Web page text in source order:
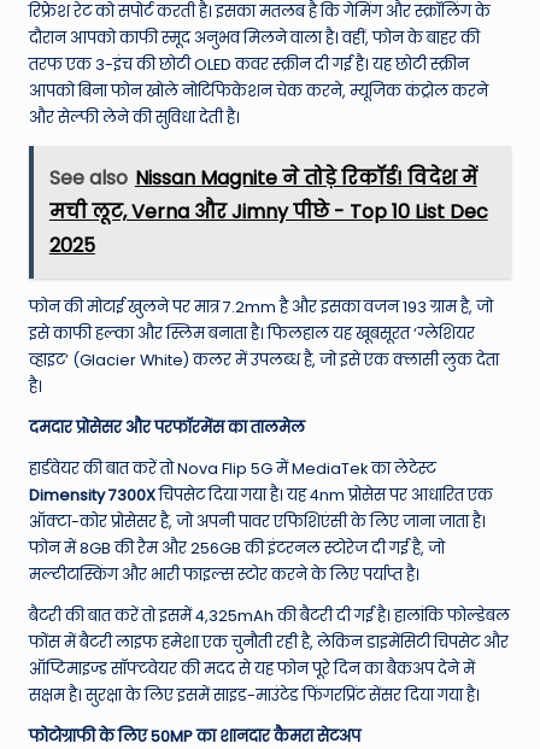
रिफ्रेश रेट को सपोर्ट करती है। इसका मतलब है कि गेमिंग और स्क्रॉलिंग के
दौरान आपको काफी स्मूद अनुभव मिलने वाला है। वहीं, फोन के बाहर की
तरफ एक 3-इंच की छोटी OLED कवर स्क्रीन दी गई है। यह छोटी स्क्रीन
आपको बिना फोन खोले नोटिफिकेशन चेक करने, म्यूजिक कंट्रोल करने
और सेल्फी लेने की सुविधा देती है।
See also Nissan Magnite ने तोड़े रिकॉर्ड! विदेश में
मची लूट, Verna और Jimny पीछे - Top 10 List Dec
2025
फोन की मोटाई खुलने पर मात्र 7.2mm है और इसका वजन 193 ग्राम है, जो
इसे काफी हल्का और स्लिम बनाता है। फिलहाल यह खूबसूरत ‘ग्लेशियर
व्हाइट’ (Glacier White) कलर में उपलब्ध है, जो इसे एक क्लासी लुक देता
है।
दमदार प्रोसेसर और परफॉरमेंस का तालमेल
हार्डवेयर की बात करें तो Nova Flip 5G में MediaTek का लेटेस्ट
Dimensity 7300Xचिपसेट दिया गया है। यह 4nm प्रोसेस पर आधारित एक
ऑक्टा-कोर प्रोसेसर है, जो अपनी पावर एफिशिएंसी के लिए जाना जाता है।
फोन में 8GB की रैम और 256GB की इंटरनल स्टोरेज दी गई है, जो
मल्टीटास्किंग और भारी फाइल्स स्टोर करने के लिए पर्याप्त है।
बैटरी की बात करें तो इसमें 4,325mAh की बैटरी दी गई है। हालांकि फोल्डेबल
फोंस में बैटरी लाइफ हमेशा एक चुनौती रही है, लेकिन डाइमेंसिटी चिपसेट और
ऑप्टिमाइज्ड सॉफ्टवेयर की मदद से यह फोन पूरे दिन का बैकअप देने में
सक्षम है। सुरक्षा के लिए इसमें साइड-माउंटेड फिंगरप्रिंट सेंसर दिया गया है।
फोटोग्राफी के लिए 50MP का शानदार कैमरा सेटअप